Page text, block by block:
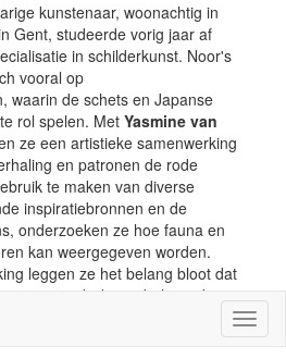
jarige kunstenaar, woonachtig in
Gent, studeerde vorig jaar af
in schilderkunst. Noor's
vooral op
waarin de schets en Japanse
rol spelen. Met Yasmine van
ze een artistieke samenwerking
en patronen de rode
te maken van diverse
inspiratiebronnen en de
onderzoeken ze hoe fauna en
kan weergegeven worden.
leggen ze het belang bloot dat
een belangrijke